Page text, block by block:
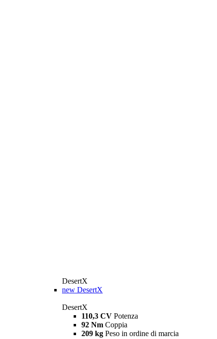
DesertX
new DesertX
DesertX
110,3 CV Potenza
92 Nm Coppia
209 kg Peso in ordine di marcia